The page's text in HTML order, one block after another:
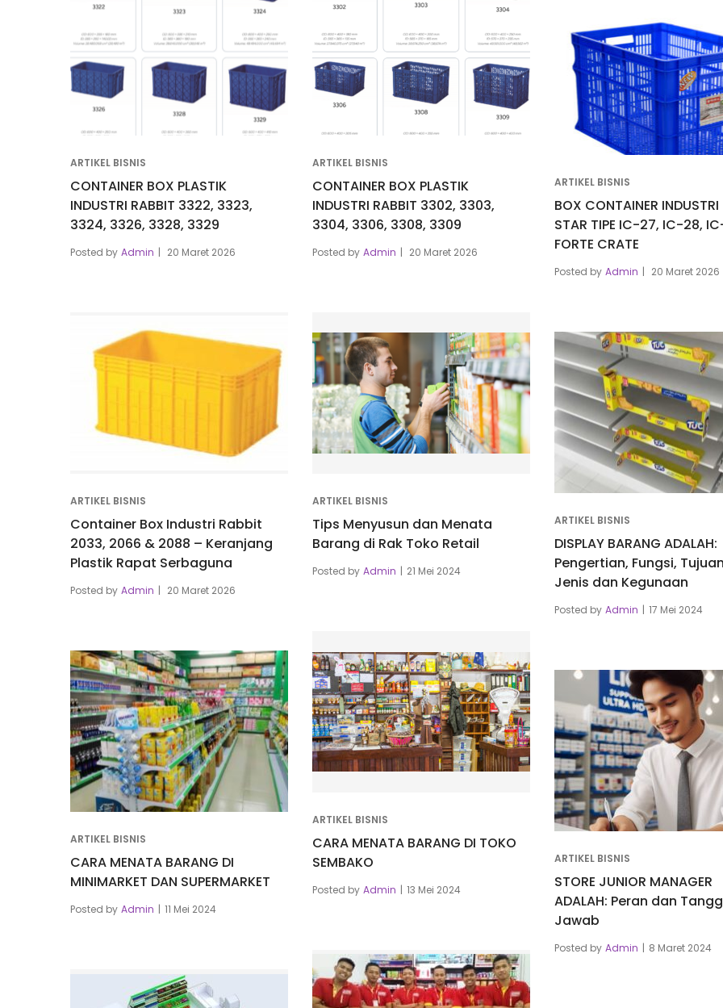
ARTIKEL BISNIS
CONTAINER BOX PLASTIK
INDUSTRI RABBIT 3322, 3323,
3324, 3326, 3328, 3329
Posted by Admin 20 Maret 2026
ARTIKEL BISNIS
CONTAINER BOX PLASTIK
INDUSTRI RABBIT 3302, 3303,
3304, 3306, 3308, 3309
Posted by Admin 20 Maret 2026
ARTIKEL BISNIS
BOX CONTAINER INDUSTRI
STAR TIPE IC-27, IC-28,
FORTE CRATE
Posted by Admin 20 Maret 2026
ARTIKEL BISNIS
Container Box Industri Rabbit
2033, 2066 & 2088 – Keranjang
Plastik Rapat Serbaguna
Posted by Admin 20 Maret 2026
ARTIKEL BISNIS
Tips Menyusun dan Menata
Barang di Rak Toko Retail
Posted by Admin 21 Mei 2024
ARTIKEL BISNIS
DISPLAY BARANG ADALAH:
Pengertian, Fungsi,
Jenis dan Kegunaan
Posted by Admin 17 Mei 2024
ARTIKEL BISNIS
CARA MENATA BARANG DI TOKO
SEMBAKO
Posted by Admin 13 Mei 2024
ARTIKEL BISNIS
CARA MENATA BARANG DI
MINIMARKET DAN SUPERMARKET
Posted by Admin 11 Mei 2024
ARTIKEL BISNIS
STORE JUNIOR MANAGER
ADALAH: Peran dan
Jawab
Posted by Admin 8 Maret 2024